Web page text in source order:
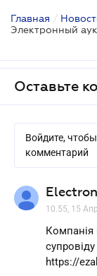
Главная /
Электронный
Оставьте
Войдите,
комментарий
10.55, 15
Компанія
https://